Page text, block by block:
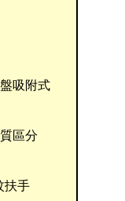
吸附式
區分
扶手